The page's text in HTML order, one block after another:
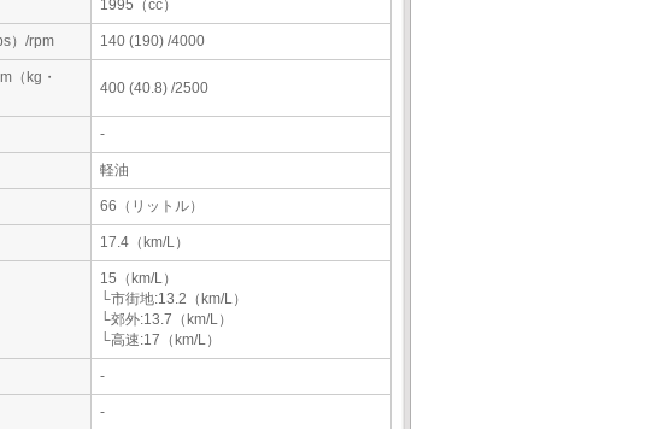
1995（cc）
）/rpm 140 (190) /4000
（kg・
400 (40.8) /2500
-
軽油
66（リットル）
17.4（km/L）
15（km/L）
└市街地:13.2（km/L）
└郊外:13.7（km/L）
└高速:17（km/L）
-
-